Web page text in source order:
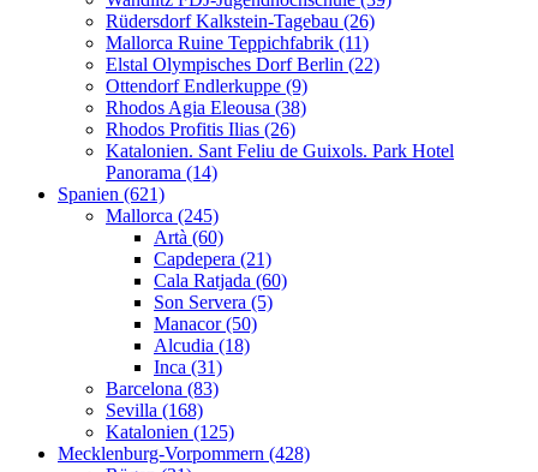
Rüdersdorf Kalkstein-Tagebau (26)
Mallorca Ruine Teppichfabrik (11)
Elstal Olympisches Dorf Berlin (22)
Ottendorf Endlerkuppe (9)
Rhodos Agia Eleousa (38)
Rhodos Profitis Ilias (26)
Katalonien. Sant Feliu de Guixols. Park Hotel
Panorama (14)
Spanien (621)
Mallorca (245)
Artà (60)
Capdepera (21)
Cala Ratjada (60)
Son Servera (5)
Manacor (50)
Alcudia (18)
Inca (31)
Barcelona (83)
Sevilla (168)
Katalonien (125)
Mecklenburg-Vorpommern (428)